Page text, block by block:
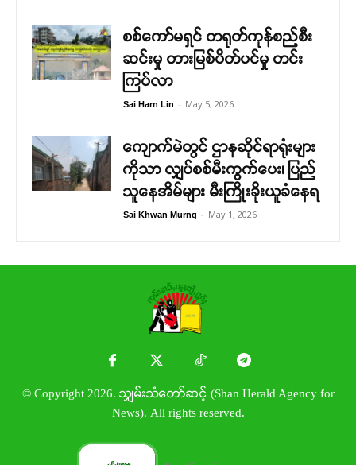
စစ်ကော်မရှင် တရုတ်ကုန်စည်စီး
ဆင်းမှု တားမြစ်ပိတ်ပင်မှု တင်း
ကြပ်လာ
Sai Harn Lin - May 5, 2026
ကျောက်မဲတွင် ဌာနဆိုင်ရာရုံးများ
ကိုသာ လျှပ်စစ်မီးကွက်ပေး၊ ပြည်
သူနေအိမ်များ မီးကြိုးခိုးယူခံနေရ
Sai Khwan Murng - May 1, 2026
© Copyright 2026. သျှမ်းသံတော်ဆင့် (Shan Herald Agency for
News). All rights reserved.